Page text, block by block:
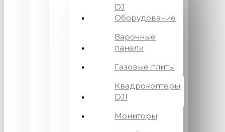
DJ
Оборудование
Варочные
панели
Газовые плиты
Квадрокоптеры
DJI
Мониторы